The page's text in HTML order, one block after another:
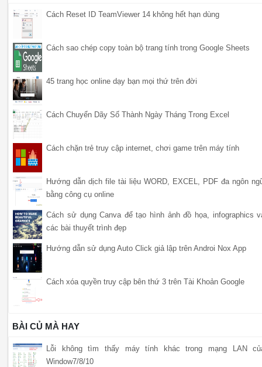
Cách Reset ID TeamViewer 14 không hết hạn dùng
Cách sao chép copy toàn bộ trang tính trong Google Sheets
45 trang học online dạy bạn mọi thứ trên đời
Cách Chuyển Dãy Số Thành Ngày Tháng Trong Excel
Cách chặn trẻ truy cập internet, chơi game trên máy tính
Hướng dẫn dịch file tài liệu WORD, EXCEL, PDF đa ngôn
bằng công cụ online
Cách sử dụng Canva để tạo hình ảnh đồ họa, infographics
các bài thuyết trình đẹp
Hướng dẫn sử dụng Auto Click giả lập trên Androi Nox App
Cách xóa quyền truy cập bên thứ 3 trên Tài Khoản Google
BÀI CỦ MÀ HAY
Lỗi không tìm thấy máy tính khác trong mạng LAN
Window7/8/10